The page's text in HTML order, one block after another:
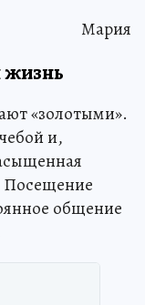
Мария
жизнь
«золотыми».
и,
Посещение
общение